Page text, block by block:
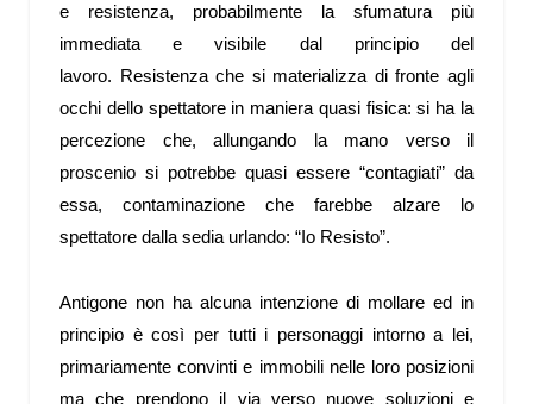
e resistenza, probabilmente la sfumatura più
immediata e visibile dal principio del
lavoro. Resistenza che si materializza di fronte agli
occhi dello spettatore in maniera quasi fisica: si ha la
percezione che, allungando la mano verso il
proscenio si potrebbe quasi essere “contagiati” da
essa, contaminazione che farebbe alzare lo
spettatore dalla sedia urlando: “Io Resisto”.
Antigone non ha alcuna intenzione di mollare ed in
principio è così per tutti i personaggi intorno a lei,
primariamente convinti e immobili nelle loro posizioni
ma che prendono il via verso nuove soluzioni e